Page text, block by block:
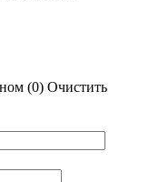
(0) Очистить